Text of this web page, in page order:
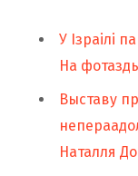
У Ізраілі
На
Выставу
Наталля